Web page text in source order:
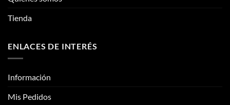
en
producto
Tienda
ENLACES DE INTERÉS
Información
Mis Pedidos